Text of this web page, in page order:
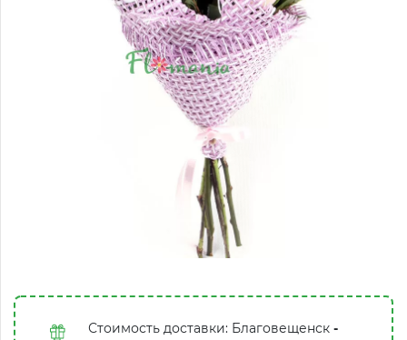
Стоимость доставки: Благовещенск -